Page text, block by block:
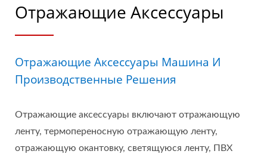
Отражающие Аксессуары
Отражающие Аксессуары Машина И
Производственные Решения
Отражающие аксессуары включают отражающую
ленту, термопереносную отражающую ленту,
отражающую окантовку, светящуюся ленту, ПВХ